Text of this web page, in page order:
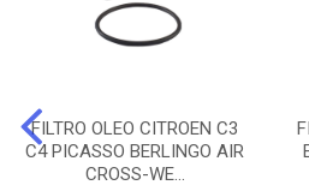
FILTRO OLEO CITROEN C3
C4 PICASSO BERLINGO AIR
CROSS-WE...